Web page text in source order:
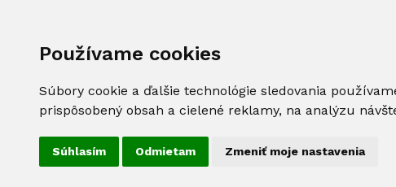
Používame cookies
Súbory cookie a ďalšie technológie sledovania
prispôsobený obsah a cielené reklamy, na analýzu
Súhlasím Odmietam Zmeniť moje nastavenia